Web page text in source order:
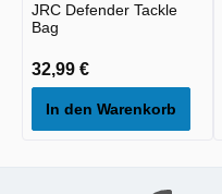
JRC Defender Tackle
Bag
32,99 €
In den Warenkorb